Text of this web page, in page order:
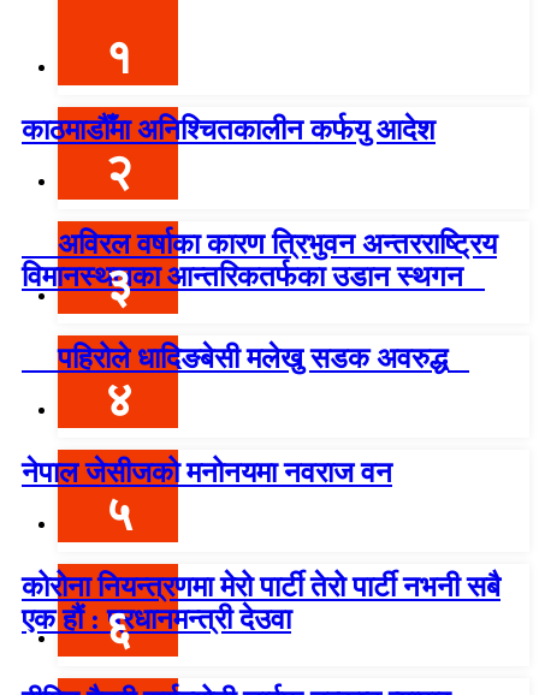
१
काठमाडौँमा अनिश्चितकालीन कर्फयु आदेश
२
अविरल वर्षाका कारण त्रिभुवन अन्तरराष्ट्रिय
विमानस्थलका आन्तरिकतर्फका उडान स्थगन
३
पहिरोले धादिङबेसी मलेखु सडक अवरुद्ध
४
नेपाल जेसीजको मनोनयमा नवराज वन
५
कोरोना नियन्त्रणमा मेरो पार्टी तेरो पार्टी नभनी सबै
एक हौं : प्रधानमन्त्री देउवा
६